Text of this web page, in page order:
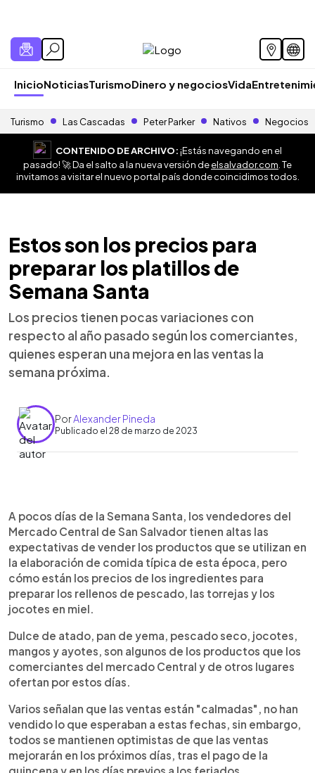
InicioNoticiasTurismoDinero y negociosVida
Turismo Las Cascadas Peter Parker Nativos Negocios
CONTENIDO DE ARCHIVO:¡Estás navegando en el
pasado! 🚀 Da el salto a la nueva versión deelsalvador.com . Te
invitamos a visitar el nuevo portal país donde coincidimos todos.
Estos son los precios para
preparar los platillos de
Semana Santa
Los precios tienen pocas variaciones con
respecto al año pasado según los comerciantes,
quienes esperan una mejora en las ventas la
semana próxima.
PorAlexander Pineda
Publicado el 28 de marzo de 2023
Escuchar artículo
A pocos días de la Semana Santa, los vendedores del
Mercado Central de San Salvador tienen altas las
expectativas de vender los productos que se utilizan en
la elaboración de comida típica de esta época, pero
cómo están los precios de los ingredientes para
preparar los rellenos de pescado, las torrejas y los
jocotes en miel.
Dulce de atado, pan de yema, pescado seco, jocotes,
mangos y ayotes, son algunos de los productos que los
comerciantes del mercado Central y de otros lugares
ofertan por estos días.
Varios señalan que las ventas están "calmadas", no han
vendido lo que esperaban a estas fechas, sin embargo,
todos se mantienen optimistas de que las ventas
mejorarán en los próximos días, tras el pago de la